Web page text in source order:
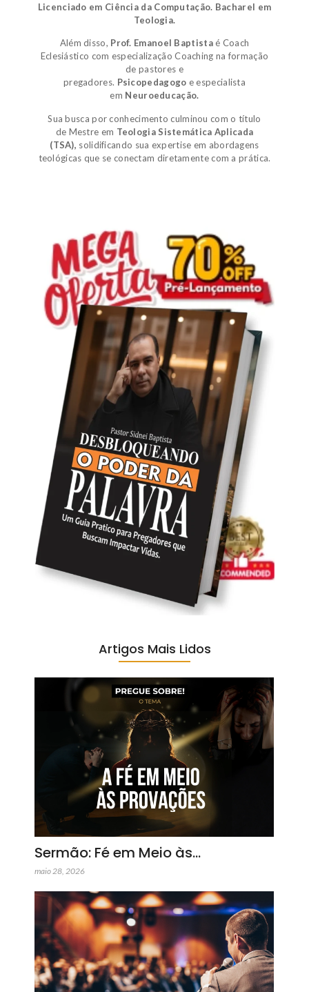
Licenciado em Ciência da Computação. Bacharel em
Teologia.
Além disso, Prof. Emanoel Baptistaé Coach
Eclesiástico com especialização Coaching na formação
de pastores e
pregadores. Psicopedagogo e especialista
em Neuroeducação.
Sua busca por conhecimento culminou com o título
de Mestre em Teologia Sistemática Aplicada
(TSA), solidificando sua expertise em abordagens
teológicas que se conectam diretamente com a prática.
Artigos Mais Lidos
Sermão: Fé em Meio às…
maio 28, 2026